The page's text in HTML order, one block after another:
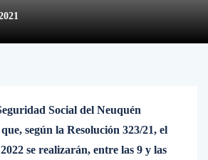
Social del Neuquén
según la Resolución 323/21, el
se realizarán, entre las 9 y las